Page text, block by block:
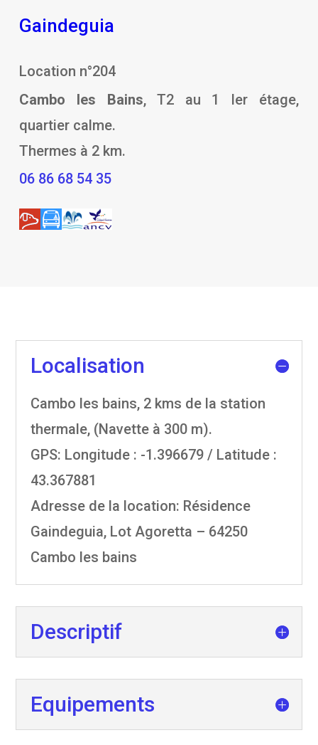
Gaindeguia
Location n°204
Cambo les Bains, T2 au 1 Ier étage,
quartier calme.
Thermes à 2 km.
06 86 68 54 35
Localisation
Cambo les bains, 2 kms de la station
thermale, (Navette à 300 m).
GPS: Longitude : -1.396679 / Latitude :
43.367881
Adresse de la location: Résidence
Gaindeguia, Lot Agoretta – 64250
Cambo les bains
Descriptif
Equipements